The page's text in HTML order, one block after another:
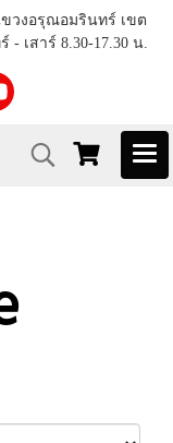
วงอรุณอมรินทร์ เขต
- เสาร์ 8.30-17.30 น.